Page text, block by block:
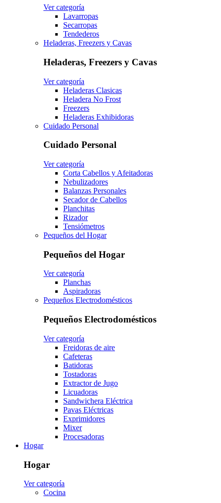
Ver categoría
Lavarropas
Secarropas
Tendederos
Heladeras, Freezers y Cavas
Heladeras, Freezers y Cavas
Ver categoría
Heladeras Clasicas
Heladera No Frost
Freezers
Heladeras Exhibidoras
Cuidado Personal
Cuidado Personal
Ver categoría
Corta Cabellos y Afeitadoras
Nebulizadores
Balanzas Personales
Secador de Cabellos
Planchitas
Rizador
Tensiómetros
Pequeños del Hogar
Pequeños del Hogar
Ver categoría
Planchas
Aspiradoras
Pequeños Electrodomésticos
Pequeños Electrodomésticos
Ver categoría
Freidoras de aire
Cafeteras
Batidoras
Tostadoras
Extractor de Jugo
Licuadoras
Sandwichera Eléctrica
Pavas Eléctricas
Exprimidores
Mixer
Procesadoras
Hogar
Hogar
Ver categoría
Cocina